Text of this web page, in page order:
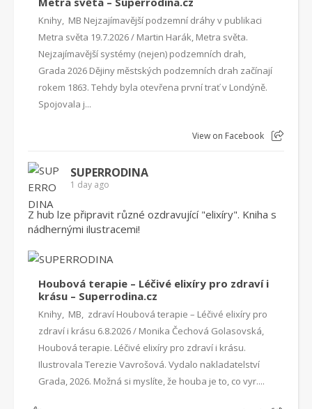
Knihy, MB Nejzajímavější podzemní dráhy v publikaci
Metra světa 19.7.2026 / Martin Harák, Metra světa.
Nejzajímavější systémy (nejen) podzemních drah,
Grada 2026 Dějiny městských podzemních drah začínají
rokem 1863. Tehdy byla otevřena první trať v Londýně.
Spojovala j...
View on Facebook
SUPERRODINA
1 day ago
Z hub lze připravit různé ozdravující "elixíry". Kniha s
nádhernými ilustracemi!
Houbová terapie – Léčivé elixíry pro zdraví i
krásu – Superrodina.cz
Knihy, MB, zdraví Houbová terapie – Léčivé elixíry pro
zdraví i krásu 6.8.2026 / Monika Čechová Golasovská,
Houbová terapie. Léčivé elixíry pro zdraví i krásu.
Ilustrovala Terezie Vavrošová. Vydalo nakladatelství
Grada, 2026. Možná si myslíte, že houba je to, co vyr....